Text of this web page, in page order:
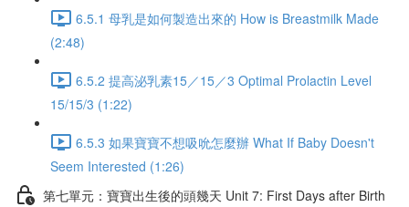
6.5.1 母乳是如何製造出來的 How is Breastmilk Made
(2:48)
6.5.2 提高泌乳素15／15／3 Optimal Prolactin Level
15/15/3 (1:22)
6.5.3 如果寶寶不想吸吮怎麼辦 What If Baby Doesn't
Seem Interested (1:26)
第七單元：寶寶出生後的頭幾天 Unit 7: First Days after Birth